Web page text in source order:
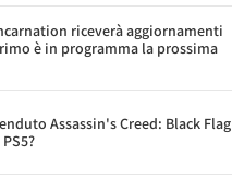
riceverà aggiornamenti
è in programma la prossima
Assassin's Creed: Black Flag